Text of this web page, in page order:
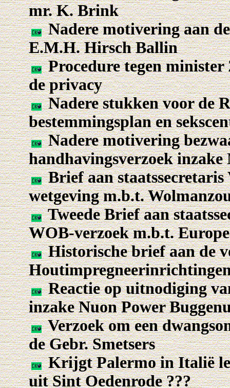
mr. K. Brink
Nadere motivering aan
E.M.H. Hirsch Ballin
Procedure tegen
de privacy
Nadere stukken voor de
bestemmingsplan en
Nadere motivering
handhavingsverzoek inzake
Brief aan staatssecretaris
wetgeving m.b.t.
Tweede Brief aan
WOB-verzoek m.b.t.
Historische brief aan de
Reactie op uitnodiging
inzake Nuon Power
Verzoek om een
de Gebr. Smetsers
Krijgt Palermo in Italië
uit Sint Oedenrode ???